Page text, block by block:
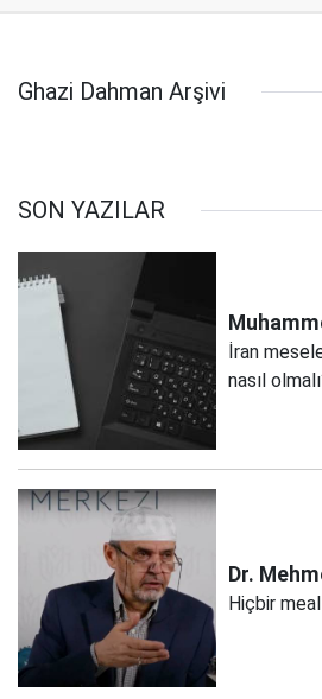
Ghazi Dahman Arşivi
SON YAZILAR
İran
nasıl
Dr.
Hiçbir